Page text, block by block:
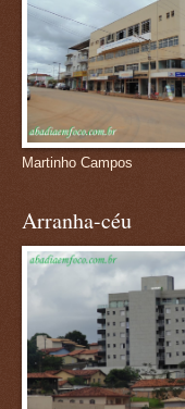
Martinho Campos
Arranha-céu